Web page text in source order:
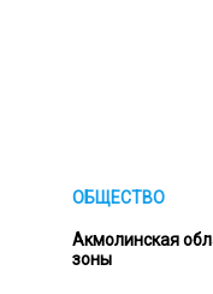
ОБЩЕСТВО
Акмолинская
зоны